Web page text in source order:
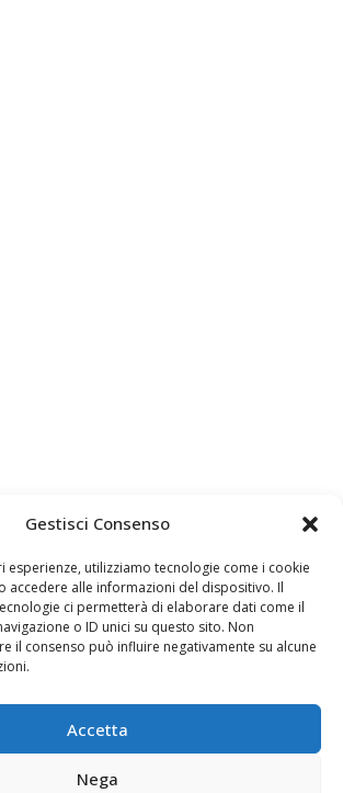
Gestisci Consenso
esperienze, utilizziamo tecnologie come i cookie
accedere alle informazioni del dispositivo. Il
ci permetterà di elaborare dati come il
o ID unici su questo sito. Non
il consenso può influire negativamente su alcune
Accetta
Nega